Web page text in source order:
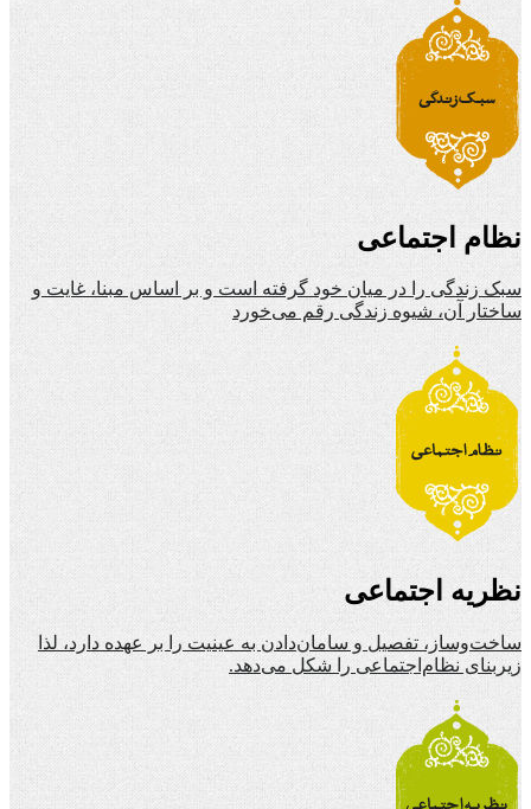
نظام اجتماعی
سبک زندگی را در میان خود گرفته است و بر اساس مبنا، غایت و
ساختار آن، شیوه زندگی رقم می‌خورد
نظریه اجتماعی
ساخت‌وساز، تفصیل و سامان‌دادن به عینیت را بر عهده دارد، لذا
زیربنای نظام‌اجتماعی را شکل می‌دهد.